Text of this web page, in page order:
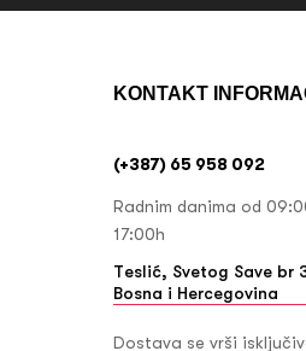
KONTAKT
(+387) 65 958 092
Radnim danima od
17:00h
Teslić, Svetog Save br
Bosna i Hercegovina
Dostava se vrši